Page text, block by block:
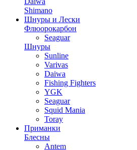
Shimano
Шнуры и Лески
Флюорокарбон
Seaguar
Шнуры
Sunline
Varivas
Daiwa
Fishing Fighters
YGK
Seaguar
Squid Mania
Toray
Приманки
Блесны
Antem